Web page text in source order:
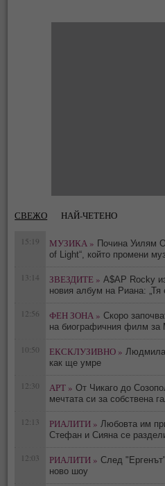
СВЕЖО НАЙ-ЧЕТЕНО
15:19 МУЗИКА » Почина Уилям
of Light“, който промени
13:14 ЗВЕЗДИТЕ » A$AP Rocky
новия албум на Риана: „Тя
12:56 ФЕН ЗОНА » Скоро
на биографичния филм за
10:50 ЕКСКЛУЗИВНО » Людмила
как ще умре
12:30 АРТ » От Чикаго до
мечтата си за собствена
12:13 РИАЛИТИ » Любовта им
Стефан и Сияна се
12:03 РИАЛИТИ » След
ново шоу